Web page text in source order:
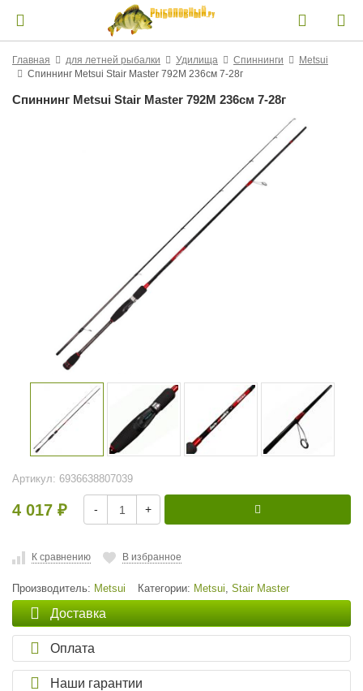
Главная для летней рыбалки Удилища Спиннинги
Metsui
Спиннинг Metsui Stair Master 792M 236см 7-28г
Спиннинг Metsui Stair Master 792M 236см 7-28г
Артикул: 6936638807039
4 017 ₽ - +
К сравнению В избранное
Производитель: Metsui Категории: Metsui, Stair Master
Доставка
Оплата
Наши гарантии